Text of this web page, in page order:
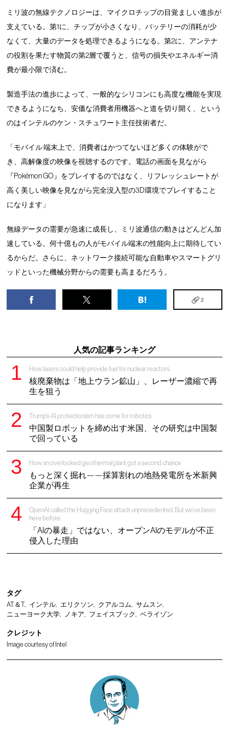
ミリ波の無線テクノロジーは、マイクロチップの目覚ましい進歩が
支えている。第1に、チップが小さくなり、バッテリーの消耗が少
なくて、大量のデータを処理できるようになる。第2に、アンテナ
の役割を果たす物質の第2層で覆うと、信号の損失やエネルギー消
費が最小限で済む。
製造手法の進歩によって、一般的なシリコンにも高度な機能を実現
できるようになち、安価な消費者用機器へと道を切り開く、という
のはインテルのケン・スチュワート主任技術者だ。
「モバイル 端末上で、消費者はかつてないほど多くの体験がで
き、高解像度の映像を視聴するのです。電話の画面を見ながら
『Pokémon GO』をプレイするのではなく、リフレッシュレートが
高く美しい映像を見ながら完全没入型の3D環境でプレイすること
になります」
無線データの需要が急速に成長し、ミリ波通信の動きはどんどん加
速している。何十億もの人がモバイル端末の性能向上に期待してい
るからだ。さらに、ネットワーク接続可能な自動車やスマートグリ
ッドといった機械分野からの需要も高まるだろう。
2
人気の記事ランキング
How lasers could help provide fuel for nuclear reactors
核廃棄物は「地上ウラン鉱山」、レーザー濃縮で再
生を狙う
Trump’s AI protectionism has come for robotics
中国製ロボットを締め出す米国、その研究は中国製
で回っている
How an overlooked geothermal plant got a second chance
もっと深く掘れ——採算割れの地熱発電所を米新興
企業が再生
OpenAI called the Hugging Face attack unprecedented. But we’ve been
here before.
「AIの暴走」ではない、オープンAIのモデルが不正
侵入した理由
タグ
AT＆T インテル エリクソン クアルコム サムスン
ニューヨーク大学
ノキア フェイスブック ベライゾン
クレジット
Image courtesy of Intel